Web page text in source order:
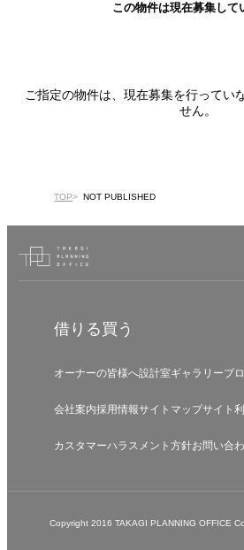
この物件は現在募集して
ご指定の物件は、現在募集を行ってい
せん。
TOP NOT PUBLISHED
借りる 買う
オーナーの皆様へ設計室ギャラリーブ
会社案内採用情報サイトマップサイト
カスタマーハラスメント方針お問い合
Copyright 2016 TAKAGI PLANNING OFFICE